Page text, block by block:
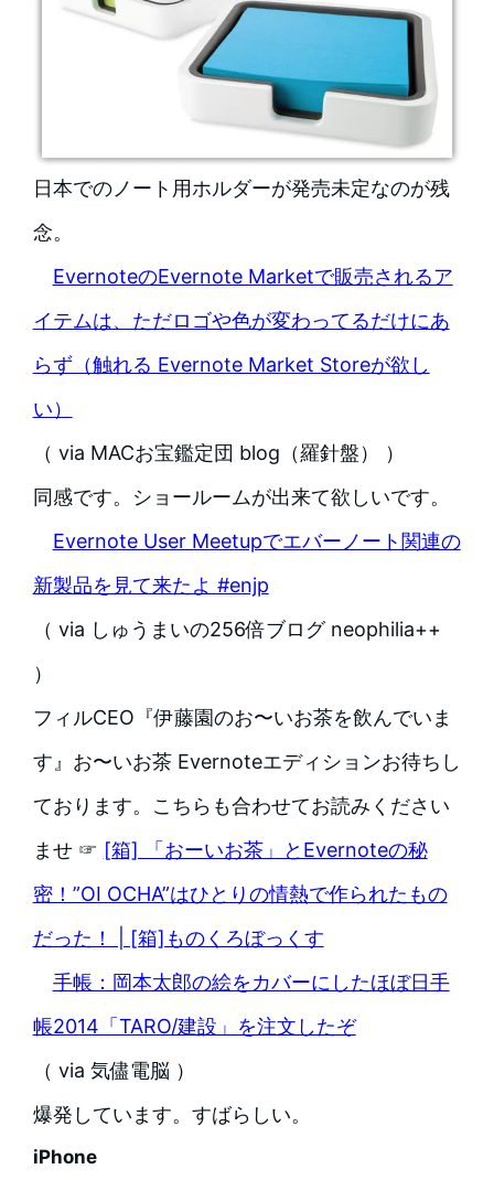
日本でのノート用ホルダーが発売未定なのが残
念。
EvernoteのEvernote Marketで販売されるア
イテムは、ただロゴや色が変わってるだけにあ
らず（触れる Evernote Market Storeが欲し
い）
（ via MACお宝鑑定団 blog（羅針盤） ）
同感です。ショールームが出来て欲しいです。
Evernote User Meetupでエバーノート関連の
新製品を見て来たよ #enjp
（ via しゅうまいの256倍ブログ neophilia++
）
フィルCEO『伊藤園のお〜いお茶を飲んでいま
す』お〜いお茶 Evernoteエディションお待ちし
ております。こちらも合わせてお読みください
ませ ☞ [箱] 「おーいお茶」とEvernoteの秘
密！”OI OCHA”はひとりの情熱で作られたもの
だった！ | [箱]ものくろぼっくす
手帳：岡本太郎の絵をカバーにしたほぼ日手
帳2014「TARO/建設」を注文したぞ
（ via 気儘電脳 ）
爆発しています。すばらしい。
iPhone